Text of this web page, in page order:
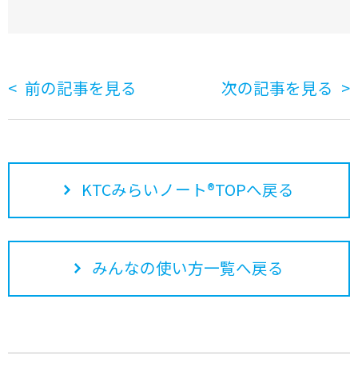
前の記事を見る 次の記事を見る
KTCみらいノート®TOPへ戻る
みんなの使い方一覧へ戻る